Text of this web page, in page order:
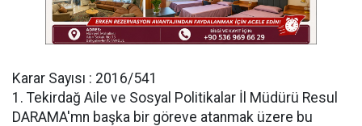
Karar Sayısı : 2016/541
1. Tekirdağ Aile ve Sosyal Politikalar İl Müdürü Resul
DARAMA'mn başka bir göreve atanmak üzere bu